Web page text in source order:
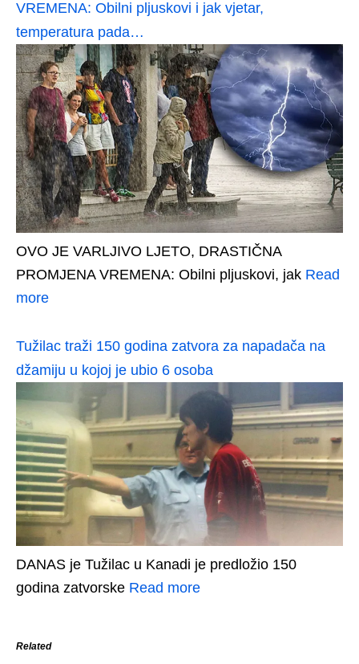
VREMENA: Obilni pljuskovi i jak vjetar,
temperatura pada…
OVO JE VARLJIVO LJETO, DRASTIČNA
PROMJENA VREMENA: Obilni pljuskovi, jak Read
more
Tužilac traži 150 godina zatvora za napadača na
džamiju u kojoj je ubio 6 osoba
DANAS je Tužilac u Kanadi je predložio 150
godina zatvorske Read more
Related